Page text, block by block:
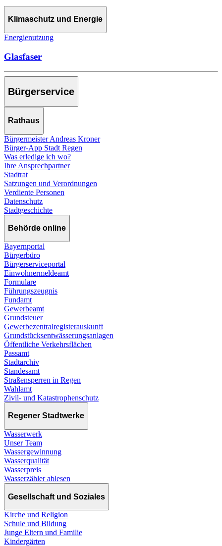
Klimaschutz und Energie
Energienutzung
Glasfaser
Bürgerservice
Rathaus
Bürgermeister Andreas Kroner
Bürger-App Stadt Regen
Was erledige ich wo?
Ihre Ansprechpartner
Stadtrat
Satzungen und Verordnungen
Verdiente Personen
Datenschutz
Stadtgeschichte
Behörde online
Bayernportal
Bürgerbüro
Bürgerserviceportal
Einwohnermeldeamt
Formulare
Führungszeugnis
Fundamt
Gewerbeamt
Grundsteuer
Gewerbezentralregisterauskunft
Grundstücksentwässerungsanlagen
Öffentliche Verkehrsflächen
Passamt
Stadtarchiv
Standesamt
Straßensperren in Regen
Wahlamt
Zivil- und Katastrophenschutz
Regener Stadtwerke
Wasserwerk
Unser Team
Wassergewinnung
Wasserqualität
Wasserpreis
Wasserzähler ablesen
Gesellschaft und Soziales
Kirche und Religion
Schule und Bildung
Junge Eltern und Familie
Kindergärten